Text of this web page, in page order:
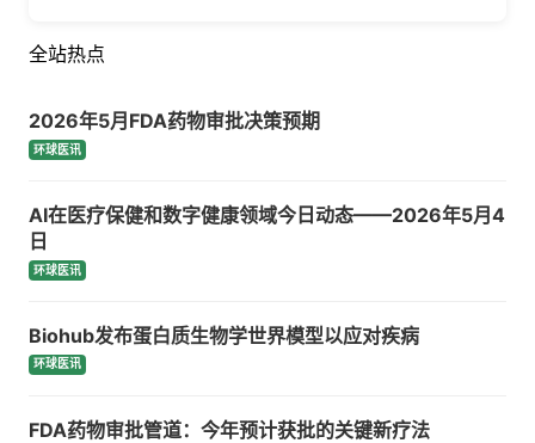
全站热点
2026年5月FDA药物审批决策预期
环球医讯
AI在医疗保健和数字健康领域今日动态——2026年5月4
日
环球医讯
Biohub发布蛋白质生物学世界模型以应对疾病
环球医讯
FDA药物审批管道：今年预计获批的关键新疗法